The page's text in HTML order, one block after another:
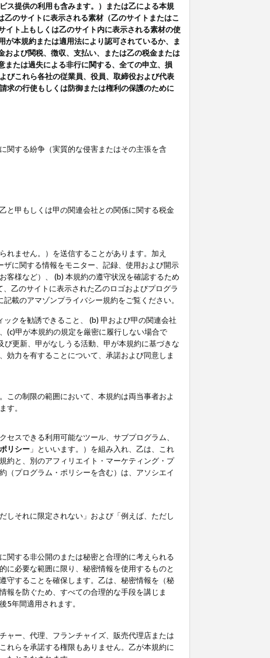
ス提供の利用も含みます。）または乙による本規
のサイトに表示される素材（乙のサイトまたはこ
イト上もしくは乙のサイト内に表示される素材の使
本規約または適用法により認可されているか、ま
よび関税、徴収、支払い、または乙の税金または
たは過失による非行に関する、全ての申立、損
びこれら各社の従業員、役員、取締役および代表
求の行使もしくは防御または権利の保護のために
関する紛争（実質的な侵害またはその主張を含
と甲もしくは甲の関連会社との関係に関する税金
れません。）を送信することがあります。加え
に関する情報をモニター、記録、使用および開示
客様など）、 (b) 本規約の遵守状況を確認するため
乙のサイトに表示された乙のロゴおよびプログラ
記載のアマゾンプライバシー規約をご覧ください。
クを勧誘できること、 (b) 甲および甲の関連会社
(c)甲が本規約の規定を厳密に履行しない場合で
更新、甲がなしうる活動、甲が本規約に基づきな
効力を有することについて、承諾および同意しま
この制限の範囲において、本規約は両当事者およ
す。
スできる利用可能なツール、サブプログラム、
リシー 」といいます。）を組み入れ、乙は、これ
約と、別のアフィリエイト・マーケティング・プ
（プログラム・ポリシーを含む）は、アソシエイ
しそれに限定されない」および「例えば、ただし
関する非公開のまたは秘密と合理的に考えられる
に必要な範囲に限り、秘密情報を使用するものと
守することを確保します。乙は、秘密情報を（秘
報を防ぐため、すべての合理的な手段を講じま
5年間適用されます。
ャー、代理、フランチャイズ、販売代理店または
れらを承諾する権限もありません。乙が本規約に